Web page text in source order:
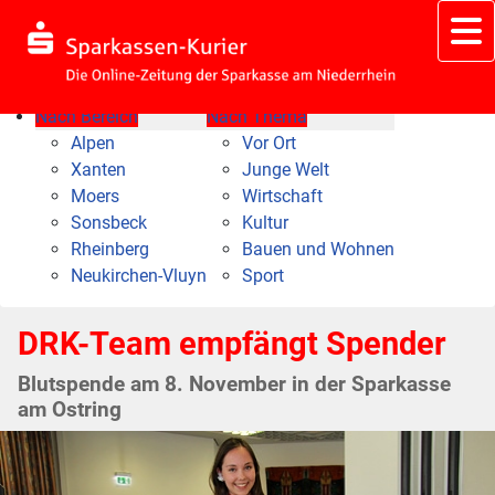
Nach Bereich
Alpen
Xanten
Moers
Sonsbeck
Rheinberg
Neukirchen-Vluyn
Nach Thema
Vor Ort
Junge Welt
Wirtschaft
Kultur
Bauen und Wohnen
Sport
DRK-Team empfängt Spender
Blutspende am 8. November in der Sparkasse
am Ostring